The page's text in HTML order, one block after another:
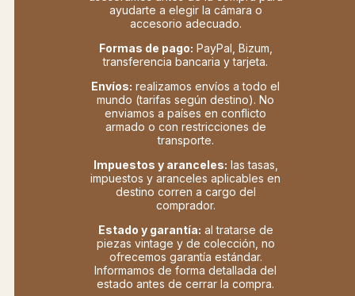
ayudarte a elegir la cámara o
accesorio adecuado.
Formas de pago: PayPal, Bizum,
transferencia bancaria y tarjeta.
Envíos: realizamos envíos a todo el
mundo (tarifas según destino). No
enviamos a países en conflicto
armado o con restricciones de
transporte.
Impuestos y aranceles: las tasas,
impuestos y aranceles aplicables en
destino corren a cargo del
comprador.
Estado y garantía: al tratarse de
piezas vintage y de colección, no
ofrecemos garantía estándar.
Informamos de forma detallada del
estado antes de cerrar la compra.